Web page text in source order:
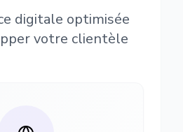
digitale optimisée
votre clientèle